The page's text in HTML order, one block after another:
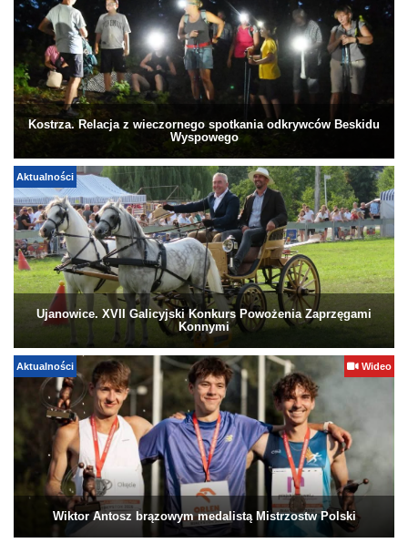
Kostrza. Relacja z wieczornego spotkania odkrywców Beskidu
Wyspowego
Aktualności
Ujanowice. XVII Galicyjski Konkurs Powożenia Zaprzęgami
Konnymi
Aktualności Wideo
Wiktor Antosz brązowym medalistą Mistrzostw Polski